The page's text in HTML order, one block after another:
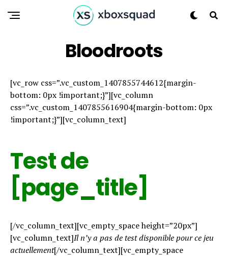
Bloodroots
[vc_row css=”.vc_custom_1407855744612{margin-
bottom: 0px !important;}”][vc_column
css=”.vc_custom_1407855616904{margin-bottom: 0px
!important;}”][vc_column_text]
Test de
[page_title]
[/vc_column_text][vc_empty_space height=”20px”]
[vc_column_text]Il n’y a pas de test disponible pour ce jeu
actuellement[/vc_column_text][vc_empty_space